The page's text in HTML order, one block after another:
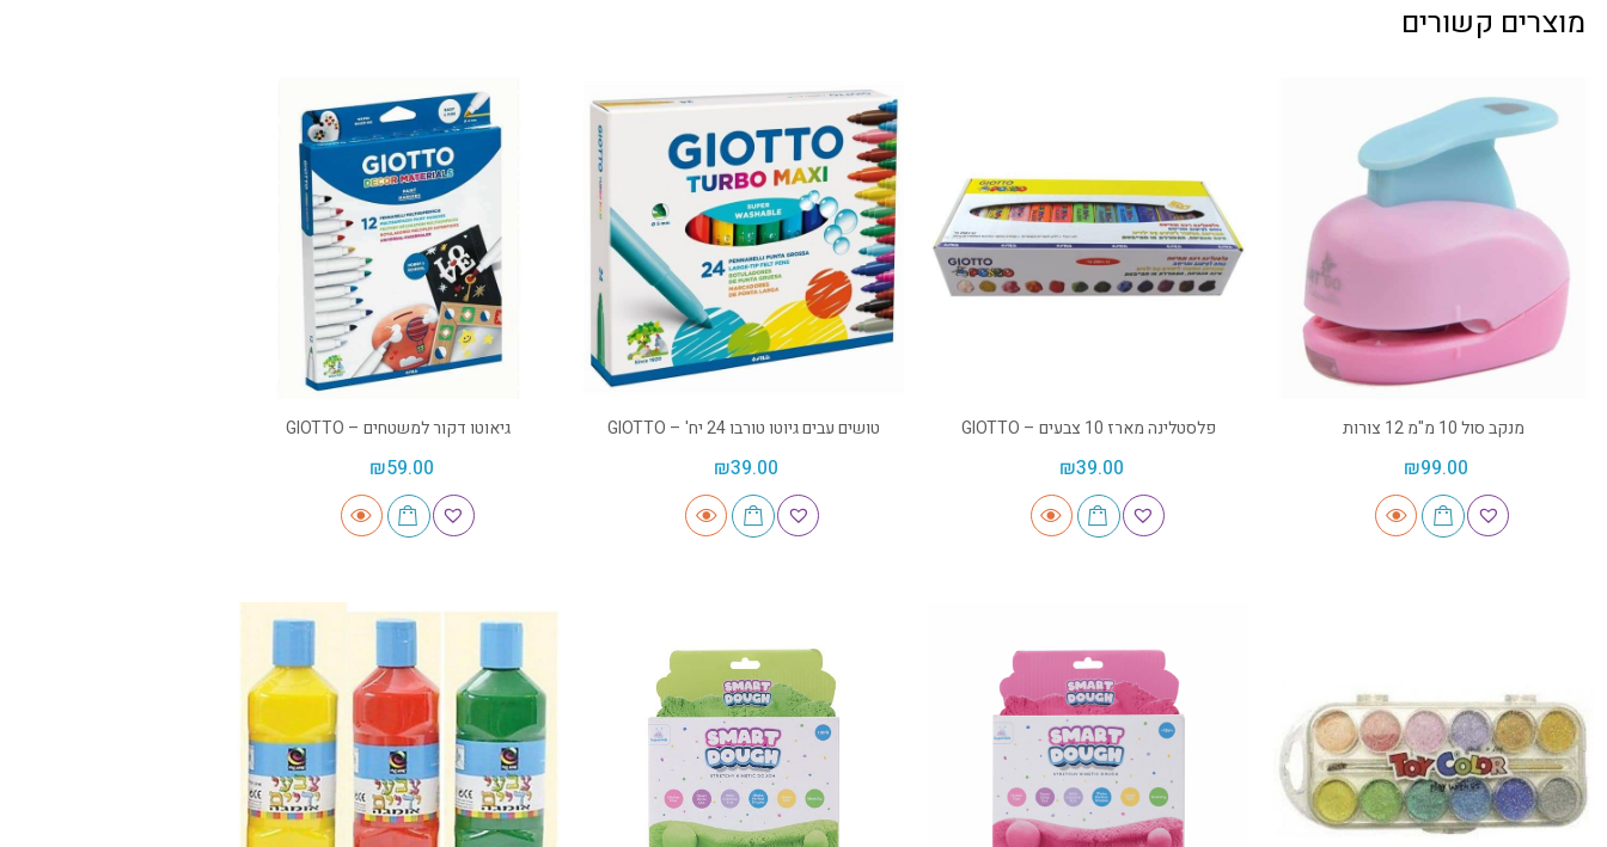
מוצרים קשורים
מנקב סול 10 מ"מ 12 צורות
₪99.00
פלסטלינה מארז 10 צבעים – GIOTTO
₪39.00
טושים עבים גיוטו טורבו 24 יח' – GIOTTO
₪39.00
גיאוטו דקור למשטחים – GIOTTO
₪59.00